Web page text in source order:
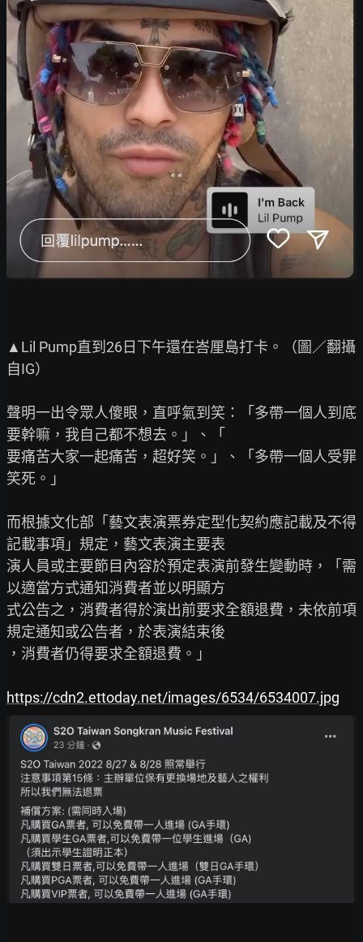
▲Lil Pump直到26日下午還在峇厘島打卡。（圖／翻攝
自IG）
聲明一出令眾人傻眼，直呼氣到笑：「多帶一個人到底
要幹嘛，我自己都不想去。」、「
要痛苦大家一起痛苦，超好笑。」、「多帶一個人受罪
笑死。」
而根據文化部「藝文表演票券定型化契約應記載及不得
記載事項」規定，藝文表演主要表
演人員或主要節目內容於預定表演前發生變動時，「需
以適當方式通知消費者並以明顯方
式公告之，消費者得於演出前要求全額退費，未依前項
規定通知或公告者，於表演結束後
，消費者仍得要求全額退費。」
https://cdn2.ettoday.net/images/6534/6534007.jpg